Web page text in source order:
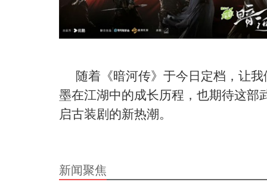
随着《暗河传》 于今日 定档，让
墨在江湖中的成长历程 ，也期待这
启古装剧的新热潮。
新闻聚焦